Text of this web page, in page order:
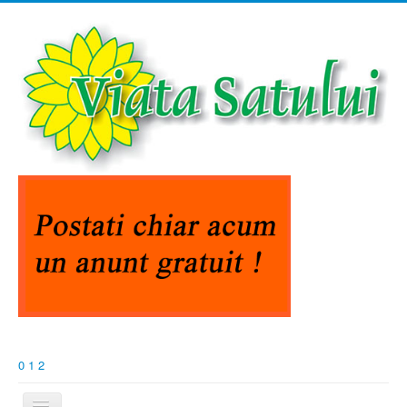
0 1 2